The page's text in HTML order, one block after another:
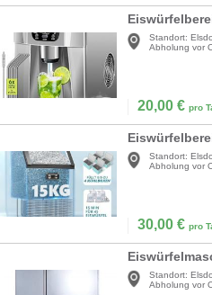
Standort:
Abholung vor
20,00 € pro
Standort:
Abholung vor
30,00 € pro
Standort:
Abholung vor